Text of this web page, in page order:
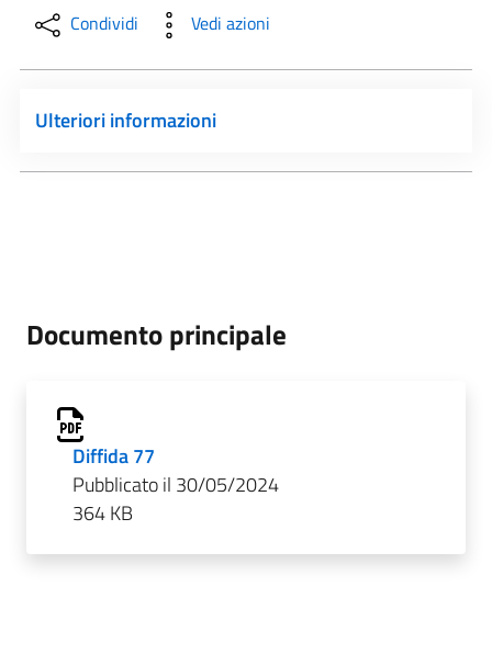
Condividi Vedi azioni
Ulteriori informazioni
Documento principale
Diffida 77
Pubblicato il 30/05/2024
364 KB